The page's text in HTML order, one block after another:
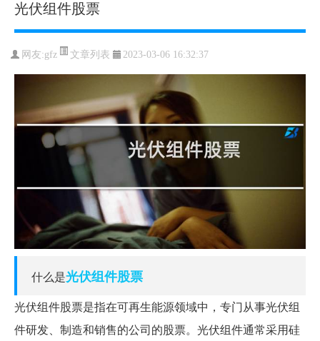
光伏组件股票
网友:gfz 文章列表 2023-03-06 16:32:37
什么是光伏组件股票
光伏组件股票是指在可再生能源领域中，专门从事光伏组
件研发、制造和销售的公司的股票。光伏组件通常采用硅